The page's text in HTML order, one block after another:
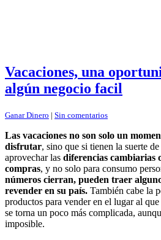
Vacaciones, una
algún negocio facil
Ganar Dinero | Sin comentarios
Las vacaciones no son solo un
disfrutar, sino que si tienen la suerte
aprovechar las diferencias cambiarias
compras, y no solo para consumo
números cierran, pueden traer
revender en su país. También cabe la
productos para vender en el lugar al
se torna un poco más complicada,
imposible.